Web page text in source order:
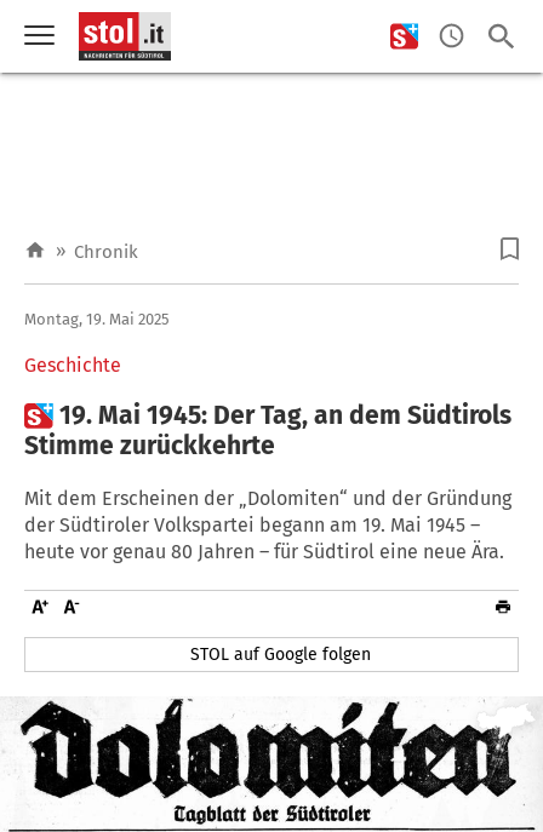
» Chronik
Geschichte
Montag, 19. Mai 2025
19. Mai 1945: Der Tag, an dem Südtirols
Stimme zurückkehrte
Mit dem Erscheinen der „Dolomiten“ und der Gründung
der Südtiroler Volkspartei begann am 19. Mai 1945 –
heute vor genau 80 Jahren – für Südtirol eine neue Ära.
STOL auf Google folgen